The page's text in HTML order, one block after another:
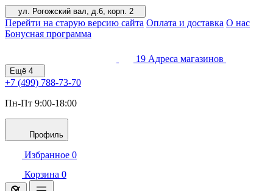
ул. Рогожский вал, д.6, корп. 2
Перейти на старую версию сайта Оплата и доставка О нас
Бонусная программа
19 Адреса магазинов
Ещё 4
+7 (499) 788-73-70
Пн-Пт 9:00-18:00
Профиль
Избранное 0
Корзина 0